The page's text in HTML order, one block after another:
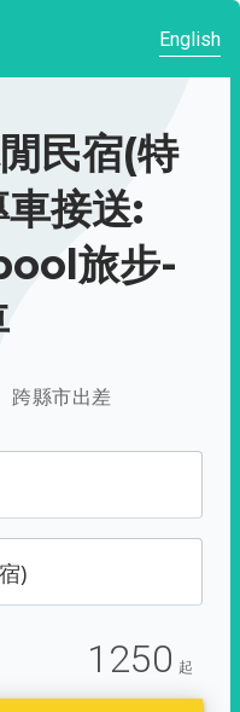
English
民宿(特
接送:
旅步-
跨縣市出差
)
1250 起